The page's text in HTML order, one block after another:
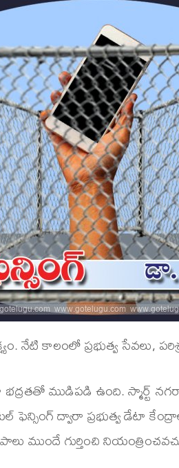
నేటి కాలంలో ప్రభుత్వ
ముడిపడి ఉంది. స్మార్ట్
ద్వారా ప్రభుత్వ డేటా
ముందే గుర్తించి